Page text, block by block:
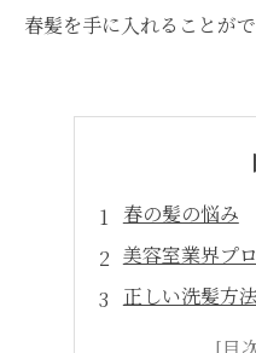
春髪を手に入れることが
春の髪の悩み
美容室業界プ
正しい洗髪方法
春のスタイリ